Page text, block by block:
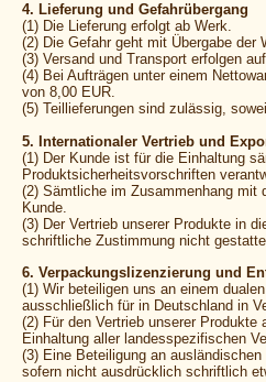
4. Lieferung und Gefahrübergang
(1) Die Lieferung erfolgt ab Werk.
(2) Die Gefahr geht mit Übergabe der
(3) Versand und Transport erfolgen
(4) Bei Aufträgen unter einem
von 8,00 EUR.
(5) Teillieferungen sind zulässig,
5. Internationaler Vertrieb und
(1) Der Kunde ist für die Einhaltung
Produktsicherheitsvorschriften
(2) Sämtliche im Zusammenhang mit
Kunde.
(3) Der Vertrieb unserer Produkte in
schriftliche Zustimmung nicht
6. Verpackungslizenzierung und
(1) Wir beteiligen uns an einem
ausschließlich für in Deutschland in
(2) Für den Vertrieb unserer
Einhaltung aller landesspezifischen
(3) Eine Beteiligung an
sofern nicht ausdrücklich schriftlich